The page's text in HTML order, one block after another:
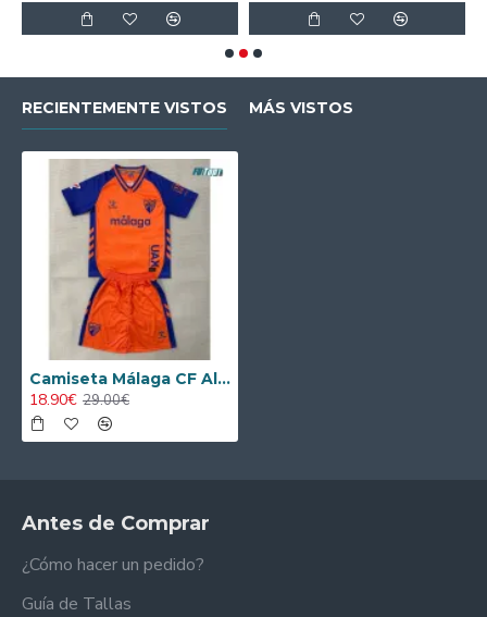
RECIENTEMENTE VISTOS MÁS VISTOS
Camiseta Málaga CF Alternativo 2025/2026 Naranja/Azul Niño Kit
18.90€ 29.00€
Antes de Comprar
¿Cómo hacer un pedido?
Guía de Tallas